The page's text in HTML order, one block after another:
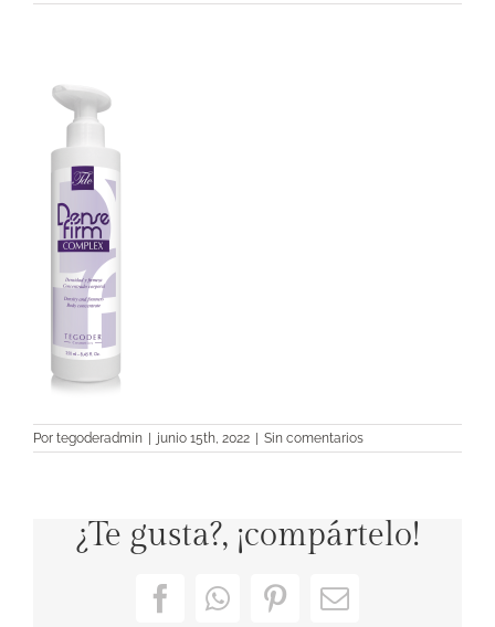
Por tegoderadmin junio 15th, 2022 Sin comentarios
¿Te gusta?, ¡compártelo!
FacebookWhatsApp
PinterestCorreo